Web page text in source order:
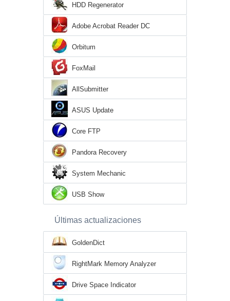
HDD Regenerator
Adobe Acrobat Reader DC
Orbitum
FoxMail
AllSubmitter
ASUS Update
Core FTP
Pandora Recovery
System Mechanic
USB Show
Últimas actualizaciones
GoldenDict
RightMark Memory Analyzer
Drive Space Indicator